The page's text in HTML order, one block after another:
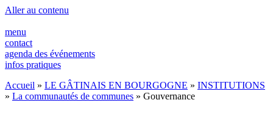
Panneau de gestion des cookies
Aller au contenu
menu
contact
agenda des événements
infos pratiques
Accueil » LE GÂTINAIS EN BOURGOGNE » INSTITUTIONS
» La communautés de communes » Gouvernance